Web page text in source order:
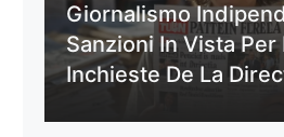
Giornalismo
Sanzioni In Vista Per
Inchieste De La